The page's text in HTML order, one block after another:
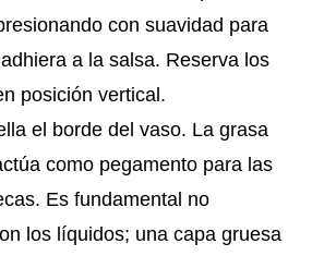
con suavidad para
a la salsa. Reserva los
posición vertical.
el borde del vaso. La grasa
como pegamento para las
Es fundamental no
los líquidos; una capa gruesa